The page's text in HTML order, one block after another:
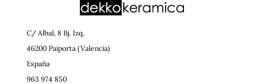
C/ Albal, 8 Bj. Izq.
46200 Paiporta (Valencia)
España
963 974 850